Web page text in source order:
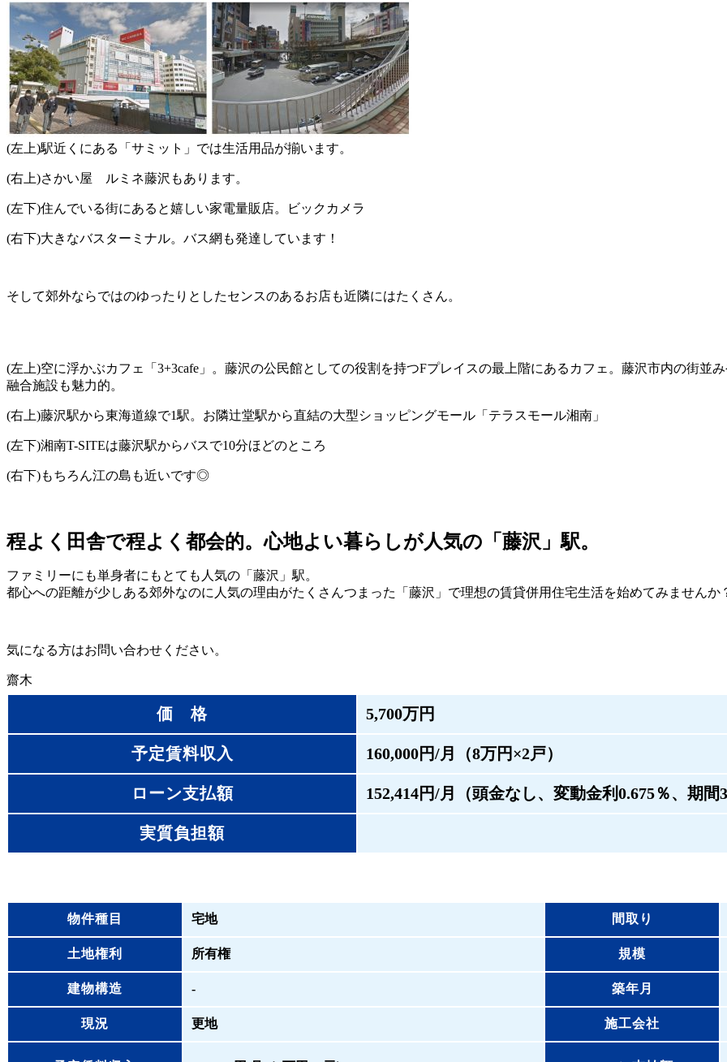
(左上)駅近くにある「サミット」では生活用品が揃います。
(右上)さかい屋 ルミネ藤沢もあります。
(左下)住んでいる街にあると嬉しい家電量販店。ビックカメラ
(右下)大きなバスターミナル。バス網も発達しています！
そして郊外ならではのゆったりとしたセンスのあるお店も近隣にはたくさん。
(左上)空に浮かぶカフェ「3+3cafe」。藤沢の公民館としての役割を持つFプレイスの最上階にあるカフェ。藤沢市内の街並
融合施設も魅力的。
(右上)藤沢駅から東海道線で1駅。お隣辻堂駅から直結の大型ショッピングモール「テラスモール湘南」
(左下)湘南T-SITEは藤沢駅からバスで10分ほどのところ
(右下)もちろん江の島も近いです◎
程よく田舎で程よく都会的。心地よい暮らしが人気の「藤沢」駅。
ファミリーにも単身者にもとても人気の「藤沢」駅。
都心への距離が少しある郊外なのに人気の理由がたくさんつまった「藤沢」で理想の賃貸併用住宅生活を始めてみませんか
気になる方はお問い合わせください。
齋木
価 格 5,700万円
予定賃料収入 160,000円/月（8万円×2戸）
ローン支払額 152,414円/月（頭金なし、変動金利0.675％、期間
実質負担額
物件種目 宅地 間取り
土地権利 所有権 規模
建物構造 - 築年月
現況 更地 施工会社